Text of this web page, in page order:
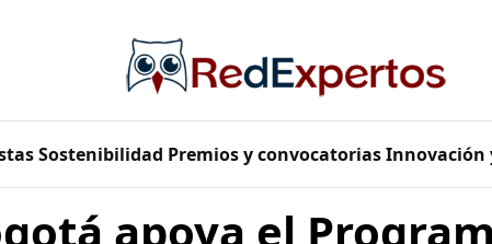
Sostenibilidad Premios y convocatorias Innovación
apoya el